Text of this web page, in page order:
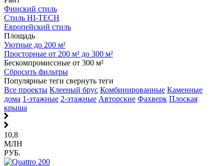
Финский стиль
Стиль HI-TECH
Европейский стиль
Площадь
Уютные до 200 м²
Просторные от 200 м² до 300 м²
Бескомпромиссные от 300 м²
Сбросить фильтры
Популярные теги свернуть теги
Все проекты Клееный брус Комбинированные Каменные
дома 1-этажные 2-этажные Авторские Фахверк Плоская
крыша
10,8
МЛН
РУБ.